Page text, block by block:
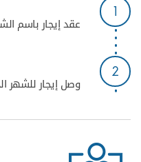
1 عقد إيجار باسم
2 وصل إيجار للشهر